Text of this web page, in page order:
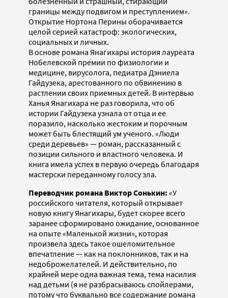
границы между подвигом и преступлением».
Открытие Нортона Перины оборачивается
целой серией катастроф: экологических,
социальных и личных.
В основе романа Янагихары история лауреата
Нобелевской премии по физиологии и
медицине, вирусолога, педиатра Дэниела
Гайдузека, арестованного по обвинению в
растлении своих приемных детей. В интервью
Ханья Янагихара не раз говорила, что об
истории Гайдузека узнала от отца и ее
поразило, насколько жестоким и порочным
может быть блестящий ум ученого. «Люди
среди деревьев» — роман, рассказанный с
позиции сильного и властного человека. И
книга имела успех в первую очередь благодаря
мастерски переданному голосу зла.
Переводчик романа Виктор Сонькин: «У
российского читателя, который открывает
новую книгу Янагихары, будет скорее всего
заранее сформировано ожидание, основанное
на опыте «Маленькой жизни», которая
произвела здесь такое ошеломительное
впечатление — как на поклонников, так и на
недоброжелателей. И действительно, по
крайней мере одна важная тема, тема насилия
над детьми (я не разбрасываюсь спойлерами,
потому что буквально все содержание романа